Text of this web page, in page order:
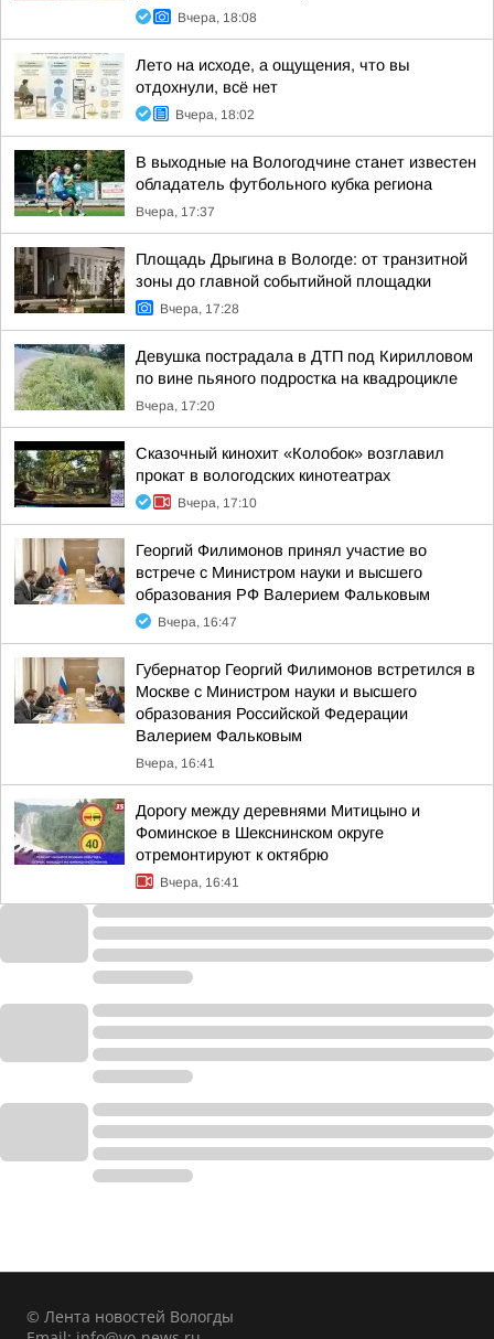
Вчера, 18:08
Лето на исходе, а ощущения, что вы
отдохнули, всё нет
Вчера, 18:02
В выходные на Вологодчине станет известен
обладатель футбольного кубка региона
Вчера, 17:37
Площадь Дрыгина в Вологде: от транзитной
зоны до главной событийной площадки
Вчера, 17:28
Девушка пострадала в ДТП под Кирилловом
по вине пьяного подростка на квадроцикле
Вчера, 17:20
Сказочный кинохит «Колобок» возглавил
прокат в вологодских кинотеатрах
Вчера, 17:10
Георгий Филимонов принял участие во
встрече с Министром науки и высшего
образования РФ Валерием Фальковым
Вчера, 16:47
Губернатор Георгий Филимонов встретился в
Москве с Министром науки и высшего
образования Российской Федерации
Валерием Фальковым
Вчера, 16:41
Дорогу между деревнями Митицыно и
Фоминское в Шекснинском округе
отремонтируют к октябрю
Вчера, 16:41
© Лента новостей Вологды